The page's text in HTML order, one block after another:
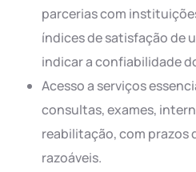
parcerias com
índices de satisfação de
indicar a confiabilidade
Acesso a serviços
consultas, exames,
reabilitação, com prazos
razoáveis.